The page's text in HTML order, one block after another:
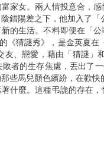
家女。兩人情投意合，
錯陽差之下，他加入了
的生活。不料即便在「
猜謎秀》，是金英夏在
、戀愛，藉由「猜謎
者的生存焦慮，丟出了
些馬兒顏色繽紛，在歡
什麼。這種弔詭的存在